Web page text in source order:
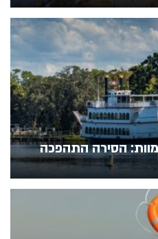
הסירה התהפכה